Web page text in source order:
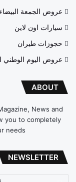
عروض الجمعة البيضاء
سيارات اون لاين
حجوزات طيران
عروض اليوم الوطني
ABOUT
News and
you to completely
needs.
NEWSLETTER